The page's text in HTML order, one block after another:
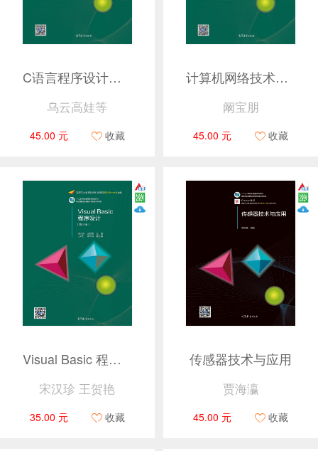
C语言程序设计（第3版）
乌云高娃等
45.00 元 收藏
计算机网络技术基础
阚宝朋
45.00 元 收藏
Visual Basic 程序设计（第2版）
宋汉珍 王贺艳
35.00 元 收藏
传感器技术与应用
贾海瀛
45.00 元 收藏